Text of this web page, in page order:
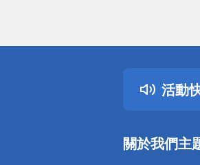
活動
關於我們主